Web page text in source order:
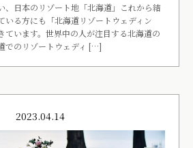
、日本のリゾート地「北海道」これから結
いる方にも「北海道リゾートウェディン
ています。世界中の人が注目する北海道の
でのリゾートウェディ […]
2023.04.14